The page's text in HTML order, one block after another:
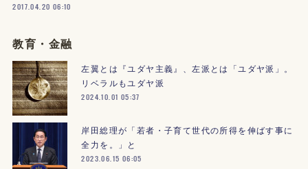
2017.04.20 06:10
教育・金融
左翼とは『ユダヤ主義』、左派とは「ユダヤ派」。
リベラルもユダヤ派
2024.10.01 05:37
岸田総理が「若者・子育て世代の所得を伸ばす事に
全力を。」と
2023.06.15 06:05